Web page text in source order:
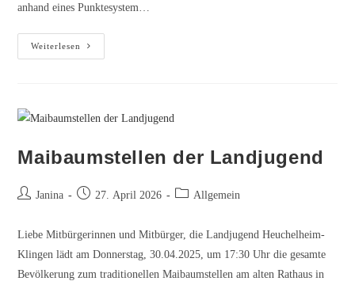
anhand eines Punktesystem…
Weiterlesen
für
Baugebiet
der
Heuchelheim-
Maibaumstellen der Landjugend
Beitrags-
Janina
Beitrag27. April 2026
Beitrags-
Allgemein
Liebe Mitbürgerinnen und Mitbürger, die Landjugend Heuchelheim-
Klingen lädt am Donnerstag, 30.04.2025, um 17:30 Uhr die gesamte
Bevölkerung zum traditionellen Maibaumstellen am alten Rathaus in